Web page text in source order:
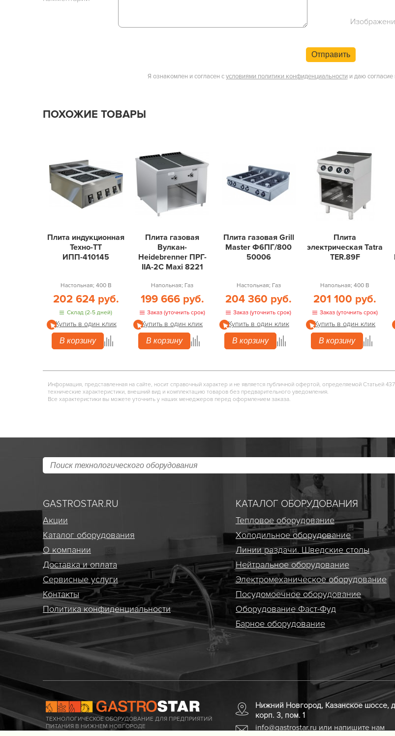
Отправить
Я ознакомлен и согласен сусловиями политики конфиденциальности и даю
ПОХОЖИЕ ТОВАРЫ
Плита индукционная
Техно-ТТ
ИПП-410145
Настольная; 400 В
202 624 руб.
Склад (2-5 дней)
Купить в один клик
В корзину
Плита газовая
Вулкан-
Heidebrenner ПРГ-
IIA-2С Maxi 8221
Напольная; Газ
199 666 руб.
Заказ (уточнить срок)
Купить в один клик
В корзину
Плита газовая Grill
Master Ф6ПГ/800
50006
Настольная; Газ
204 360 руб.
Заказ (уточнить срок)
Купить в один клик
В корзину
Плита
электрическая Tatra
TER.89F
Напольная; 400 В
201 100 руб.
Заказ (уточнить срок)
Купить в один клик
В корзину
Информация, представленная на сайте, носит справочный характер и не является публичной офертой, определяемой Статьей
технические характеристики, внешний вид и комплектацию товаров без предварительного уведомления.
Все характеристики вы можете уточнить у наших менеджеров перед оформлением заказа.
GASTROSTAR.RU
Акции
Каталог оборудования
О компании
Доставка и оплата
Сервисные услуги
Контакты
Политика конфиденциальности
КАТАЛОГ ОБОРУДОВАНИЯ
Тепловое оборудование
Холодильное оборудование
Линии раздачи. Шведские столы
Нейтральное оборудование
Электро­механическое оборудование
Посудомоечное оборудование
Оборудование Фаст-Фуд
Барное оборудование
ТЕХНОЛОГИЧЕСКОЕ ОБОРУДОВАНИЕ ДЛЯ ПРЕДПРИЯТИЙ
ПИТАНИЯ В НИЖНЕМ НОВГОРОДЕ
Нижний Новгород, Казанское шоссе,
корп. 3, пом. 1
info@gastrostar.ru или напишите нам